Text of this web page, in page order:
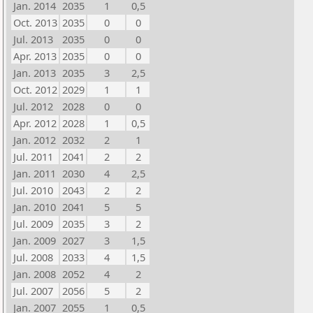
Jan. 2014 2035 1
0,5
Oct. 2013 2035 0
0
Jul. 2013
2035 0
0
Apr. 2013 2035 0
0
Jan. 2013 2035 3
2,5
Oct. 2012 2029 1
1
Jul. 2012
2028 0
0
Apr. 2012 2028 1
0,5
Jan. 2012 2032 2
1
Jul. 2011
2041 2
2
Jan. 2011 2030 4
2,5
Jul. 2010
2043 2
2
Jan. 2010 2041 5
5
Jul. 2009
2035 3
2
Jan. 2009 2027 3
1,5
Jul. 2008
2033 4
1,5
Jan. 2008 2052 4
2
Jul. 2007
2056 5
2
Jan. 2007 2055 1 0,5